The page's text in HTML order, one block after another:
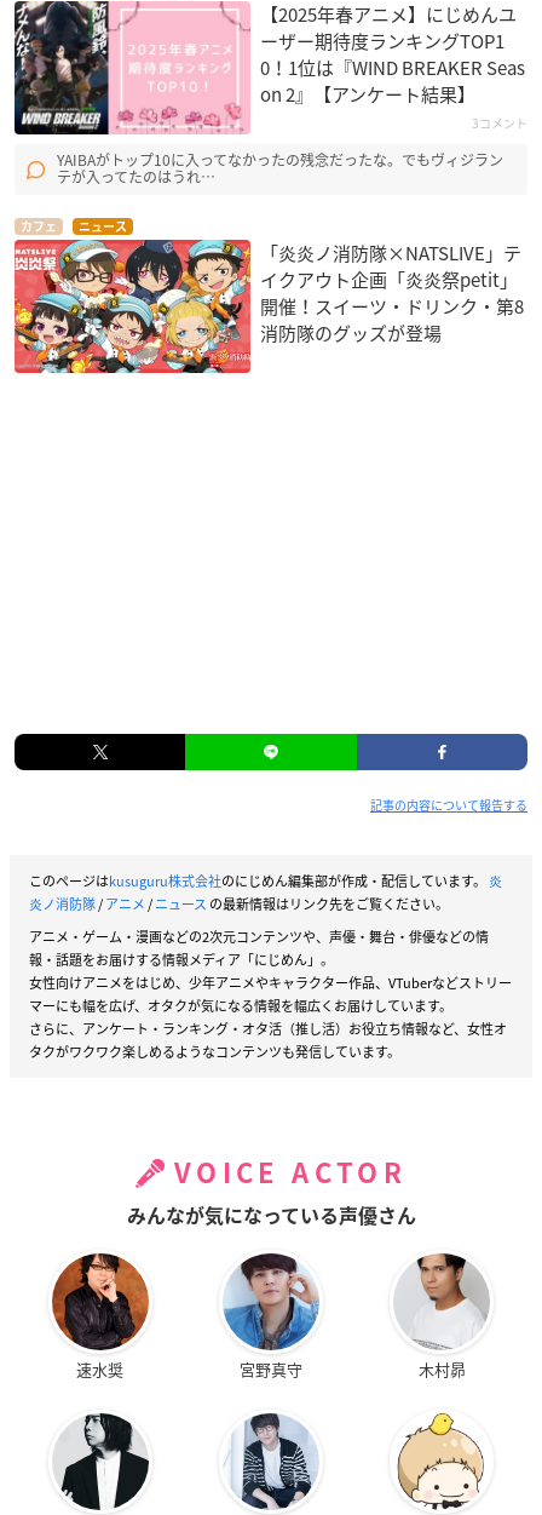
【2025年春アニメ】にじめんユ
ーザー期待度ランキングTOP1
0！1位は『WIND BREAKER Seas
on 2』【アンケート結果】
3コメント
YAIBAがトップ10に入ってなかったの残念だったな。でもヴィジラン
テが入ってたのはうれ…
カフェ ニュース
「炎炎ノ消防隊×NATSLIVE」テ
イクアウト企画「炎炎祭petit」
開催！スイーツ・ドリンク・第8
消防隊のグッズが登場
記事の内容について報告する
このページはkusuguru株式会社のにじめん編集部が作成・配信しています。 炎
炎ノ消防隊/アニメ/ニュース の最新情報はリンク先をご覧ください。
アニメ・ゲーム・漫画などの2次元コンテンツや、声優・舞台・俳優などの情
報・話題をお届けする情報メディア「にじめん」。
女性向けアニメをはじめ、少年アニメやキャラクター作品、VTuberなどストリー
マーにも幅を広げ、オタクが気になる情報を幅広くお届けしています。
さらに、アンケート・ランキング・オタ活（推し活）お役立ち情報など、女性オ
タクがワクワク楽しめるようなコンテンツも発信しています。
VOICE ACTOR
みんなが気になっている声優さん
速水奨 宮野真守 木村昴